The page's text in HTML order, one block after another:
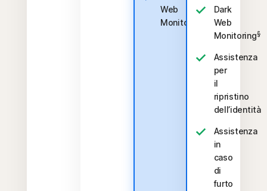
Web
Monitoring
Dark
Web
Monitoring§
Assistenza
per
il
ripristino
dell’identità
Assistenza
in
caso
di
furto